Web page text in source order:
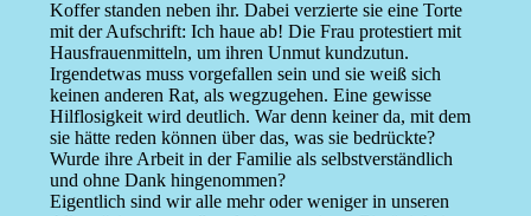
Koffer standen neben ihr. Dabei verzierte sie eine Torte
mit der Aufschrift: Ich haue ab! Die Frau protestiert mit
Hausfrauenmitteln, um ihren Unmut kundzutun.
Irgendetwas muss vorgefallen sein und sie weiß sich
keinen anderen Rat, als wegzugehen. Eine gewisse
Hilflosigkeit wird deutlich. War denn keiner da, mit dem
sie hätte reden können über das, was sie bedrückte?
Wurde ihre Arbeit in der Familie als selbstverständlich
und ohne Dank hingenommen?
Eigentlich sind wir alle mehr oder weniger in unseren